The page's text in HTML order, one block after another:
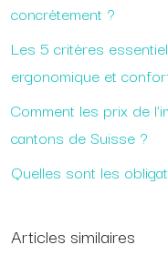
concrètement ?
Les 5 critères
ergonomique et
Comment les prix de
cantons de Suisse ?
Quelles sont les
Articles similaires